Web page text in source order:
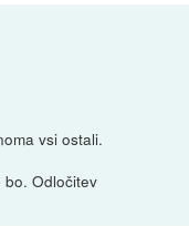
vsi ostali.
bo. Odločitev